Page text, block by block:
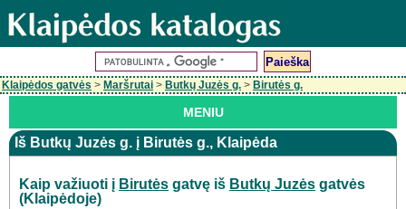
Klaipėdos gatvės > Maršrutai > Butkų Juzės g. > Birutės g.
MENIU
Iš Butkų Juzės g. į Birutės g., Klaipėda
Kaip važiuoti į Birutės gatvę iš Butkų Juzės gatvės
(Klaipėdoje)